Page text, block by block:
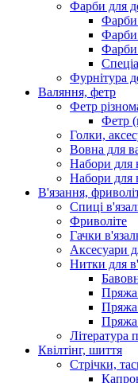
Фарби для
Фарби
Фарби
Фарби
Фурнітура
Валяння, фетр
Фетр
Фетр
Голки,
Вовна для
Набори для
Набори для
В'язання,
Спиці
Фриволіте
Гачки
Аксесуари
Нитки для
Пряжа
Пряжа
Пряжа
Література
Квілтінг, шиття
Стрічки,